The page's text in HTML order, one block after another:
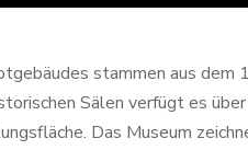
stammen aus dem
Sälen verfügt es über
Das Museum